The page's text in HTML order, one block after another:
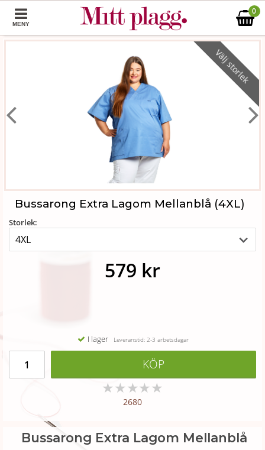
MENY
0
Välj storlek
Bussarong Extra Lagom Mellanblå (4XL)
Storlek:
579 kr
I lager Leveranstid: 2-3 arbetsdagar
KÖP
★★★★★
2680
Bussarong Extra Lagom Mellanblå